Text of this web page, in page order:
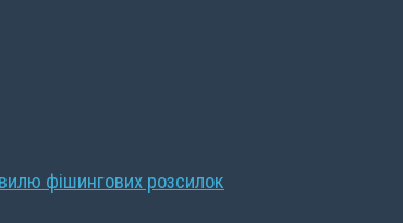
фішингових розсилок